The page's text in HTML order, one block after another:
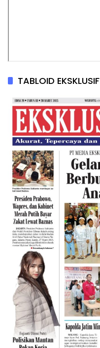
TABLOID EKSKLUSIF